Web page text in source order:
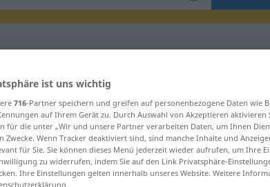
für "valta"
ist uns wichtig
716-Partner speichern und greifen auf personenbezogene Daten wie
auf Ihrem Gerät zu. Durch Auswahl von Akzeptieren aktivieren
für die unter „Wir und unsere Partner verarbeiten Daten, um Ihnen
Zwecke. Wenn Tracker deaktiviert sind, sind manche Inhalte und
für Sie. Sie können dieses Menü jederzeit wieder aufrufen, um Ihre
zu widerrufen, indem Sie auf den Link Privatsphäre-
Ihre Einstellungen gelten innerhalb unseres Website. Weitere